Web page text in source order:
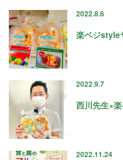
2022.8.6
楽ベジstyle
2022.9.7
西川先生×
2022.11.24